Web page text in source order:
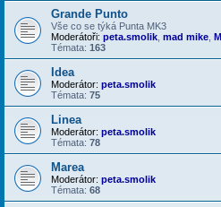
Grande Punto
Vše co se týká Punta MK3
Moderátoři: peta.smolik, mad mike,
Témata: 163
Idea
Moderátor: peta.smolik
Témata: 75
Linea
Moderátor: peta.smolik
Témata: 78
Marea
Moderátor: peta.smolik
Témata: 68